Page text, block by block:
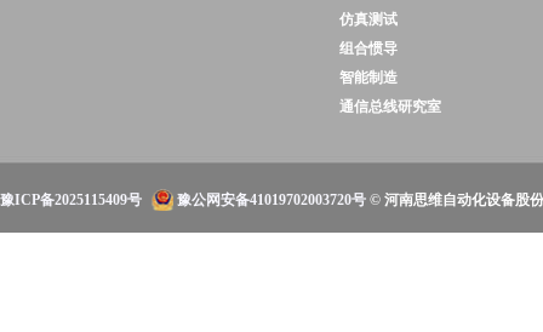
仿真测试
组合惯导
智能制造
通信总线研究室
豫ICP备2025115409号 豫公网安备41019702003720号 © 河南思维自动化设备股